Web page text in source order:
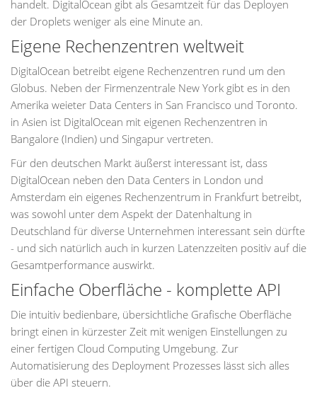
handelt. DigitalOcean gibt als Gesamtzeit für das Deployen
der Droplets weniger als eine Minute an.
Eigene Rechenzentren weltweit
DigitalOcean betreibt eigene Rechenzentren rund um den
Globus. Neben der Firmenzentrale New York gibt es in den
Amerika weieter Data Centers in San Francisco und Toronto.
in Asien ist DigitalOcean mit eigenen Rechenzentren in
Bangalore (Indien) und Singapur vertreten.
Für den deutschen Markt äußerst interessant ist, dass
DigitalOcean neben den Data Centers in London und
Amsterdam ein eigenes Rechenzentrum in Frankfurt betreibt,
was sowohl unter dem Aspekt der Datenhaltung in
Deutschland für diverse Unternehmen interessant sein dürfte
- und sich natürlich auch in kurzen Latenzzeiten positiv auf die
Gesamtperformance auswirkt.
Einfache Oberfläche - komplette API
Die intuitiv bedienbare, übersichtliche Grafische Oberfläche
bringt einen in kürzester Zeit mit wenigen Einstellungen zu
einer fertigen Cloud Computing Umgebung. Zur
Automatisierung des Deployment Prozesses lässt sich alles
über die API steuern.